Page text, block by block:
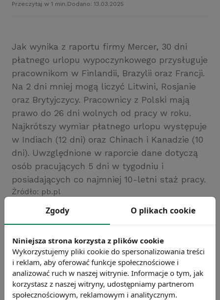
Przeczytaj w 1 min. Dodano: 13.03.2025
Jak wynika z raportu firmy Mercer, 30 dni
płatnego urlopu wypoczynkowego przysługuje
pracownikom w Finlandii, Brazylii oraz Francji.
Na 2 dni mniej mogą liczyć Litwini, Rosjanie
oraz Brytyjczycy. Pracownicy z Polski mają
prawo do 26 dni wolnych od pracy w roku.
Najkrótszy wymiar płatnego urlopu występuje
w Indiach (12 dni) oraz Chinach i Kanadzie (10
dni). Uwzględnione w raporcie dane dotyczą
osób pracujących 5 dni w tygodniu i
posiadających co najmniej 10-letni staż pracy.
Źródło: pb.pl
Chcesz wiedzieć więcej?
Zgody O plikach cookie
Niniejsza strona korzysta z plików cookie
Wykorzystujemy pliki cookie do spersonalizowania treści
i reklam, aby oferować funkcje społecznościowe i
analizować ruch w naszej witrynie. Informacje o tym, jak
korzystasz z naszej witryny, udostępniamy partnerom
społecznościowym, reklamowym i analitycznym.